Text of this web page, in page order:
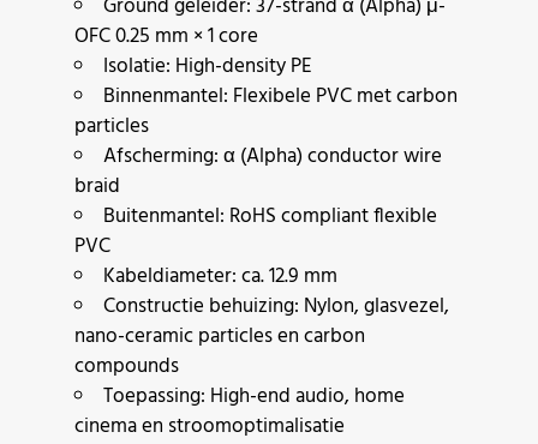
OFC 0.25 mm × 1 core
Isolatie: High-density PE
Binnenmantel: Flexibele PVC met carbon
particles
Afscherming: α (Alpha) conductor wire
braid
Buitenmantel: RoHS compliant flexible
PVC
Kabeldiameter: ca. 12.9 mm
Constructie behuizing: Nylon, glasvezel,
nano-ceramic particles en carbon
compounds
Toepassing: High-end audio, home
cinema en stroomoptimalisatie